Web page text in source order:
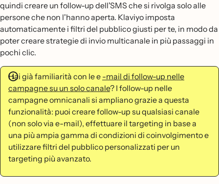
quindi creare un follow-up dell'SMS che si rivolga solo alle
persone che non l'hanno aperta. Klaviyo imposta
automaticamente i filtri del pubblico giusti per te, in modo da
poter creare strategie di invio multicanale in più passaggi in
pochi clic.
Hai già familiarità con le e -mail di follow-up nelle
campagne su un solo canale? I follow-up nelle
campagne omnicanali si ampliano grazie a questa
funzionalità: puoi creare follow-up su qualsiasi canale
(non solo via e-mail), effettuare il targeting in base a
una più ampia gamma di condizioni di coinvolgimento e
utilizzare filtri del pubblico personalizzati per un
targeting più avanzato.